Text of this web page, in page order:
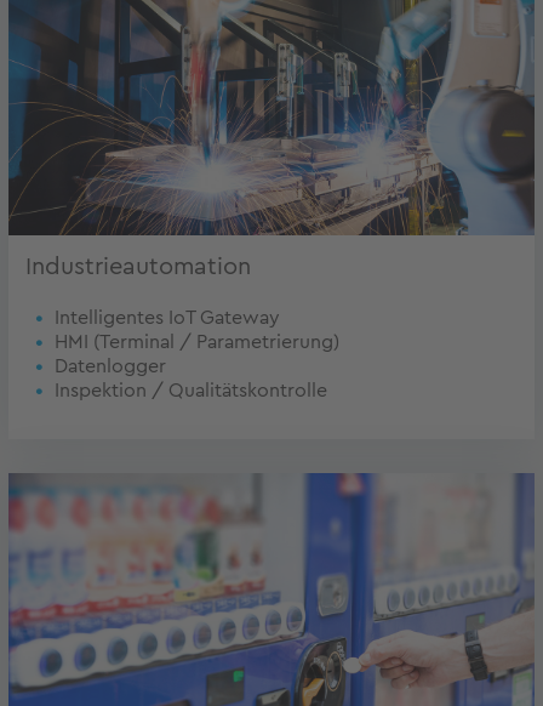
Industrieautomation
Intelligentes IoT Gateway
HMI (Terminal / Parametrierung)
Datenlogger
Inspektion / Qualitätskontrolle